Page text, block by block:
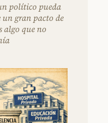
político pueda
un gran pacto de
algo que no